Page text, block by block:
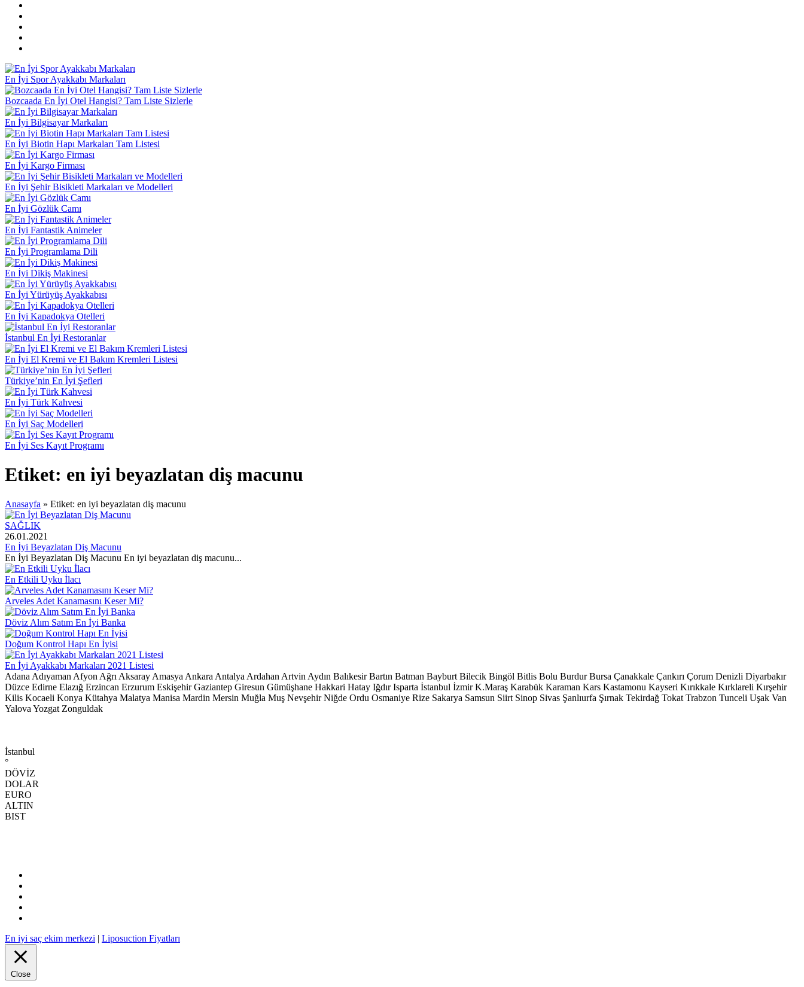
En İyi Spor Ayakkabı Markaları
Bozcaada En İyi Otel Hangisi? Tam Liste Sizlerle
En İyi Bilgisayar Markaları
En İyi Biotin Hapı Markaları Tam Listesi
En İyi Kargo Firması
En İyi Şehir Bisikleti Markaları ve Modelleri
En İyi Gözlük Camı
En İyi Fantastik Animeler
En İyi Programlama Dili
En İyi Dikiş Makinesi
En İyi Yürüyüş Ayakkabısı
En İyi Kapadokya Otelleri
İstanbul En İyi Restoranlar
En İyi El Kremi ve El Bakım Kremleri Listesi
Türkiye’nin En İyi Şefleri
En İyi Türk Kahvesi
En İyi Saç Modelleri
En İyi Ses Kayıt Programı
Etiket: en iyi beyazlatan diş macunu
Anasayfa » Etiket: en iyi beyazlatan diş macunu
SAĞLIK
26.01.2021
En İyi Beyazlatan Diş Macunu
En İyi Beyazlatan Diş Macunu En iyi beyazlatan diş macunu...
En Etkili Uyku İlacı
Arveles Adet Kanamasını Keser Mi?
Döviz Alım Satım En İyi Banka
Doğum Kontrol Hapı En İyisi
En İyi Ayakkabı Markaları 2021 Listesi
Adana Adıyaman Afyon Ağrı Aksaray Amasya Ankara Antalya Ardahan Artvin Aydın Balıkesir Bartın Batman Bayburt Bilecik Bingöl Bitlis Bolu Burdur Bursa Çanakkale Çankırı Çorum Denizli Diyarbakır
Düzce Edirne Elazığ Erzincan Erzurum Eskişehir Gaziantep Giresun Gümüşhane Hakkari Hatay Iğdır Isparta İstanbul İzmir K.Maraş Karabük Karaman Kars Kastamonu Kayseri Kırıkkale Kırklareli Kırşehir
Kilis Kocaeli Konya Kütahya Malatya Manisa Mardin Mersin Muğla Muş Nevşehir Niğde Ordu Osmaniye Rize Sakarya Samsun Siirt Sinop Sivas Şanlıurfa Şırnak Tekirdağ Tokat Trabzon Tunceli Uşak Van
Yalova Yozgat Zonguldak
İstanbul
°
DÖVİZ
DOLAR
EURO
ALTIN
BIST
En iyi saç ekim merkezi | Liposuction Fiyatları
Close